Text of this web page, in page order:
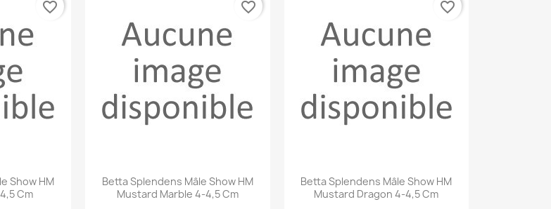
Show HM
Cm
favorite_border
 Aperçu rapide
Betta Splendens Mâle Show HM
Mustard Marble 4-4,5 Cm
favorite_border
 Aperçu rapide
Betta Splendens Mâle Show HM
Mustard Dragon 4-4,5 Cm
favorite_border